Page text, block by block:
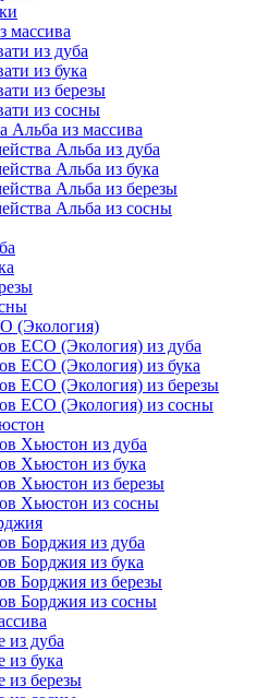
массива
из дуба
из бука
из березы
из сосны
Альба из массива
Альба из дуба
Альба из бука
Альба из березы
Альба из сосны
(Экология)
ECO (Экология) из дуба
ECO (Экология) из бука
ECO (Экология) из березы
ECO (Экология) из сосны
Хьюстон из дуба
Хьюстон из бука
Хьюстон из березы
Хьюстон из сосны
Борджия из дуба
Борджия из бука
Борджия из березы
Борджия из сосны
дуба
бука
березы